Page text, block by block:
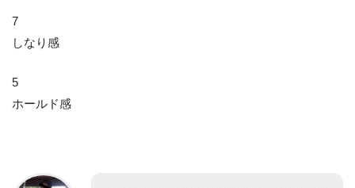
7
しなり感
5
ホールド感